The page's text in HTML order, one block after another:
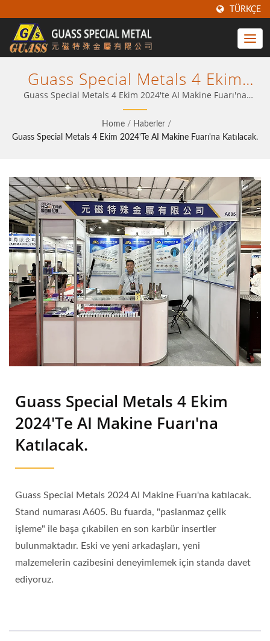
TÜRKÇE
Guass Special Metals 4 Ekim
2024'te AI Makine Fuarı'na
Katılacak. | Endüstriyel İşleme
Için Karbür Aletlerde Güvenilir
Guass Special Metals 4 Ekim 2024'te AI Makine Fuarı'na
katılacak. | Guass Karbür Insertler – Hassasiyet, Dayanıklılık
ve Değer için Tayvan'da Tasarlandı
Home / Haberler /
Guass Special Metals 4 Ekim 2024'te AI Makine Fuarı'na Katılacak.
Guass Special Metals 4 Ekim
2024'te AI Makine Fuarı'na
Katılacak.
Guass Special Metals 2024 AI Makine Fuarı'na katılacak.
Stand numarası A605. Bu fuarda, "paslanmaz çelik
işleme" ile başa çıkabilen en son karbür insertler
bulunmaktadır. Eski ve yeni arkadaşları, yeni
malzemelerin cazibesini deneyimlemek için standa davet
ediyoruz.